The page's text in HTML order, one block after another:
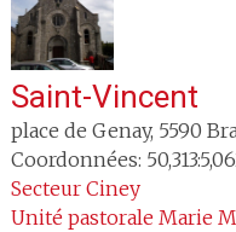
Saint-Vincent
place de Genay, 5590
Coordonnées:
Secteur Ciney
Unité pastorale Marie